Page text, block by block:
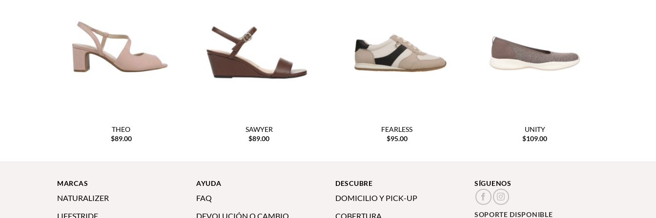
THEO
$89.00
SAWYER
$89.00
FEARLESS
$95.00
UNITY
$109.00
MARCAS
NATURALIZER
LIFESTRIDE
AYUDA
FAQ
DEVOLUCIÓN O CAMBIO
DESCUBRE
DOMICILIO Y PICK-UP
COBERTURA
SÍGUENOS
SOPORTE DISPONIBLE